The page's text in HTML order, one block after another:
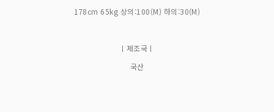
178cm 65kg 상의:100(M) 하의:30(M)
ㅣ제조국ㅣ
국산